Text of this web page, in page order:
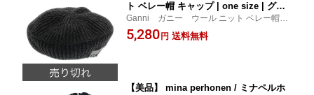
ト ベレー帽 キャップ | one size | グレ
ー | レディース
Ganni ガニー ウール ニット ベレー帽 キ
ャップ レディース 小物 帽子 グレ
ー 古着
5,280 円 送料無料
【美品】 mina perhonen / ミナペルホ